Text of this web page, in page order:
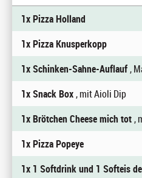
1x Pizza Holland
1x Pizza Knusperkopp
1x Schinken-Sahne-Auflauf,
1x Snack Box, mit Aioli Dip
1x Brötchen Cheese mich tot,
1x Pizza Popeye
1x 1 Softdrink und 1 Softeis